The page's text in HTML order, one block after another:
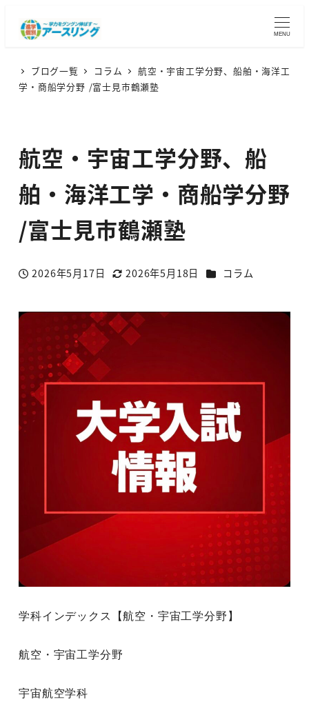
MENU
ブログ一覧 コラム
航空・宇宙工学分野、船舶・海洋工
学・商船学分野 /富士見市鶴瀬塾
航空・宇宙工学分野、船
舶・海洋工学・商船学分野
/富士見市鶴瀬塾
投稿日
2026年5月17日
更新日
2026年5月18日 カテゴリー
コラム
学科インデックス【航空・宇宙工学分野】
航空・宇宙工学分野
宇宙航空学科